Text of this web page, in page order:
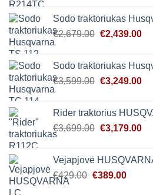
€4,999.00.
Sodo traktoriukas
€2,679.00 Original
€2,679.00.
€2,439.00
Sodo traktoriukas
€3,599.00 Original
€3,599.00.
€3,249.00
Rider traktorius
€3,699.00 Original
€3,699.00.
€3,179.00
Vejapjovė
€429.00 Original
€389.00Current